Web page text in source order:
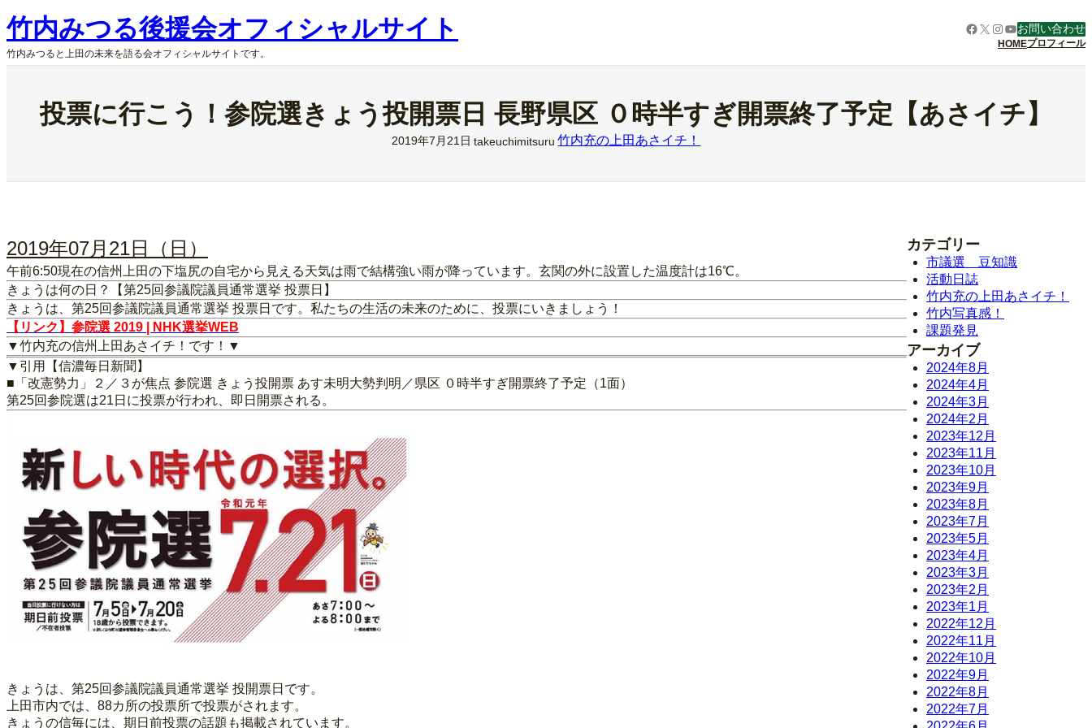
内
容
を
ス
竹内みつる後援会オフィシャルサイト
竹内みつると上田の未来を語る会オフィシャルサイトです。
Facebook
X Instagram
YouTube
お問い合わせ
HOMEプロフィール
投票に行こう！参院選きょう投開票日 長野県区 ０時半すぎ開票終了予定【あさイチ】
2019年7月21日 takeuchimitsuru 竹内充の上田あさイチ！
2019年07月21日（日）
午前6:50現在の信州上田の下塩尻の自宅から見える天気は雨で結構強い雨が降っています。玄関の外に設置した温度計は16℃。
きょうは何の日？【第25回参議院議員通常選挙 投票日】
きょうは、第25回参議院議員通常選挙 投票日です。私たちの生活の未来のために、投票にいきましょう！
【リンク】参院選 2019 | NHK選挙WEB
▼竹内充の信州上田あさイチ！です！▼
▼引用【信濃毎日新聞】
■「改憲勢力」２／３が焦点 参院選 きょう投開票 あす未明大勢判明／県区 ０時半すぎ開票終了予定（1面）
第25回参院選は21日に投票が行われ、即日開票される。
きょうは、第25回参議院議員通常選挙 投開票日です。
上田市内では、88カ所の投票所で投票がされます。
きょうの信毎には、期日前投票の話題も掲載されています。
カテゴリー
市議選 豆知識
活動日誌
竹内充の上田あさイチ！
竹内写真感！
課題発見
アーカイブ
2024年8月
2024年4月
2024年3月
2024年2月
2023年12月
2023年11月
2023年10月
2023年9月
2023年8月
2023年7月
2023年5月
2023年4月
2023年3月
2023年2月
2023年1月
2022年12月
2022年11月
2022年10月
2022年9月
2022年8月
2022年7月